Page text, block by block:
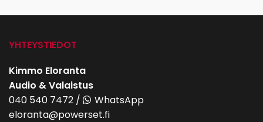
YHTEYSTIEDOT
Kimmo Eloranta
Audio & Valaistus
040 540 7472 /
WhatsApp
eloranta@powerset.fi